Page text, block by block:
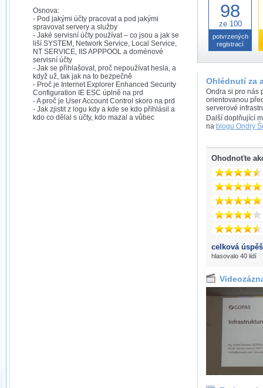
Osnova:
- Pod jakými účty pracovat a pod jakými
spravovat servery a služby
- Jaké servisní účty používat – co jsou a jak se
liší SYSTEM, Network Service, Local Service,
NT SERVICE, IIS APPPOOL a doménové
servisní účty
- Jak se přihlašovat, proč nepoužívat hesla, a
když už, tak jak na to bezpečně
- Proč je Internet Explorer Enhanced Security
Configuration IE ESC úplně na prd
- A proč je User Account Control skoro na prd
- Jak zjistit z logu kdy a kde se kdo přihlásil a
kdo co dělal s účty, kdo mazal a vůbec
98
ze 100
potvrzených
registrací
Ohlédnutí za
Ondra si pro nás
orientovanou
serverové
Další doplňující
na blogu Ondry
Ohodnoťte
celková
hlasovalo 40 lidí